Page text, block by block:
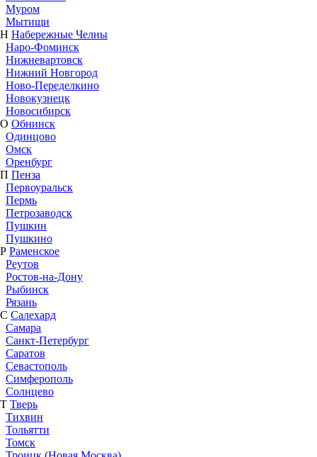
Муром
Мытищи
Н Набережные Челны
Наро-Фоминск
Нижневартовск
Нижний Новгород
Ново-Переделкино
Новокузнецк
Новосибирск
О Обнинск
Одинцово
Омск
Оренбург
П Пенза
Первоуральск
Пермь
Петрозаводск
Пушкин
Пушкино
Р Раменское
Реутов
Ростов-на-Дону
Рыбинск
Рязань
С Салехард
Самара
Санкт-Петербург
Саратов
Севастополь
Симферополь
Солнцево
Т Тверь
Тихвин
Тольятти
Томск